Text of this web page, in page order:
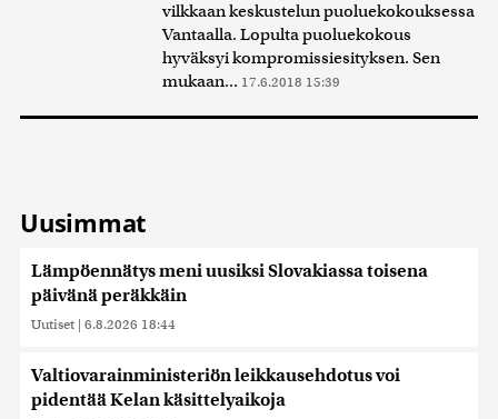
vilkkaan keskustelun puoluekokouksessa
Vantaalla. Lopulta puoluekokous
hyväksyi kompromissiesityksen. Sen
mukaan... 17.6.2018 15:39
Uusimmat
Lämpöennätys meni uusiksi Slovakiassa toisena
päivänä peräkkäin
Uutiset | 6.8.2026 18:44
Valtiovarainministeriön leikkausehdotus voi
pidentää Kelan käsittelyaikoja